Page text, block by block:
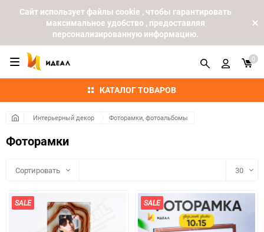
Cайт использует файлы cookie , чтобы гарантировать
максимальное удобство , предоставляя
персонализированную информацию.
КАТАЛОГ ТОВАРОВ
0
Интерьерный декор Фоторамки, фотоальбомы
Фоторамки
Сортировать 30
30
60
SALE SALE